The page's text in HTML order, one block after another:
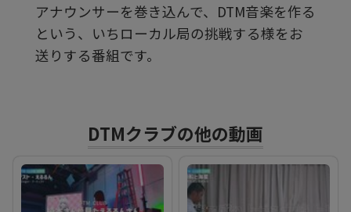
を
生
す
アナウンサーを巻き込んで、DTM音楽を作る
という、いちローカル局の挑戦する様をお
送りする番組です。
DTMクラブの他の動画